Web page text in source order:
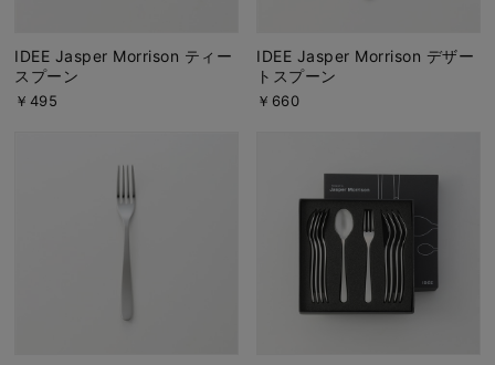
IDEE Jasper Morrison ティー
スプーン
￥495
IDEE Jasper Morrison デザー
トスプーン
￥660